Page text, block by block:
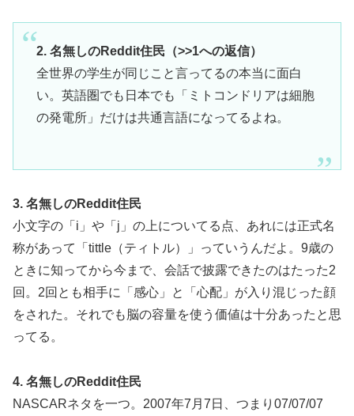
2. 名無しのReddit住民（>>1への返信）
全世界の学生が同じこと言ってるの本当に面白
い。英語圏でも日本でも「ミトコンドリアは細胞
の発電所」だけは共通言語になってるよね。
3. 名無しのReddit住民
小文字の「i」や「j」の上についてる点、あれには正式名
称があって「tittle（ティトル）」っていうんだよ。9歳の
ときに知ってから今まで、会話で披露できたのはたった2
回。2回とも相手に「感心」と「心配」が入り混じった顔
をされた。それでも脳の容量を使う価値は十分あったと思
ってる。
4. 名無しのReddit住民
NASCARネタを一つ。2007年7月7日、つまり07/07/07